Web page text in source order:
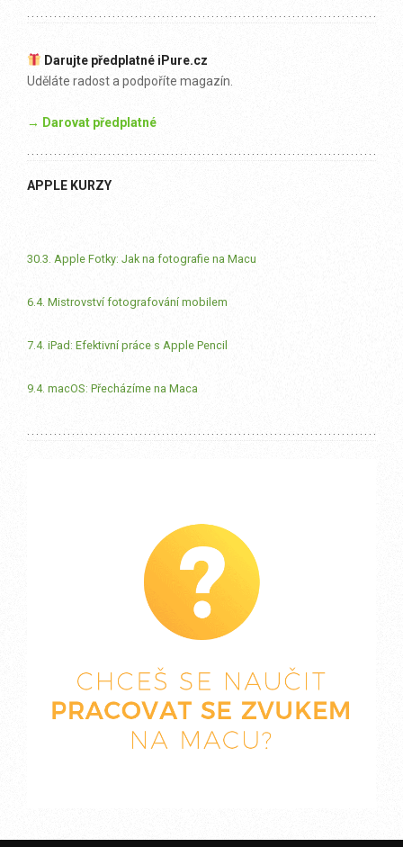
Darujte předplatné iPure.cz
Uděláte radost a podpoříte magazín.
→ Darovat předplatné
APPLE KURZY
30.3. Apple Fotky: Jak na fotografie na Macu
6.4. Mistrovství fotografování mobilem
7.4. iPad: Efektivní práce s Apple Pencil
9.4. macOS: Přecházíme na Maca